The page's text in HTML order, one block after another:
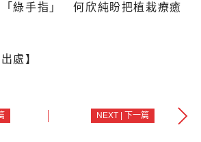
綠手指」 何欣純盼把植栽療癒
處】
NEXT | 下一篇